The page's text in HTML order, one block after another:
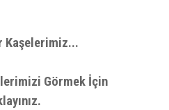
Kaşelerimiz...
Görmek İçin